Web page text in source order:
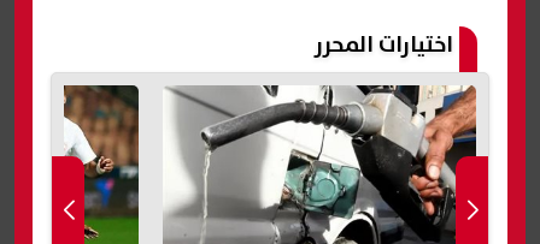
اختيارات المحرر